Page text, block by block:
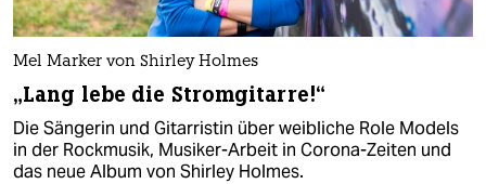
Mel Marker von Shirley Holmes
„Lang lebe die Stromgitarre!“
Die Sängerin und Gitarristin über weibliche Role Models
in der Rockmusik, Musiker-Arbeit in Corona-Zeiten und
das neue Album von Shirley Holmes.